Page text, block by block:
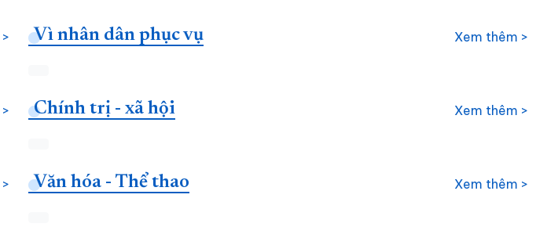
Vì nhân dân phục vụ Xem thêm >
Chính trị - xã hội Xem thêm >
Văn hóa - Thể thao Xem thêm >